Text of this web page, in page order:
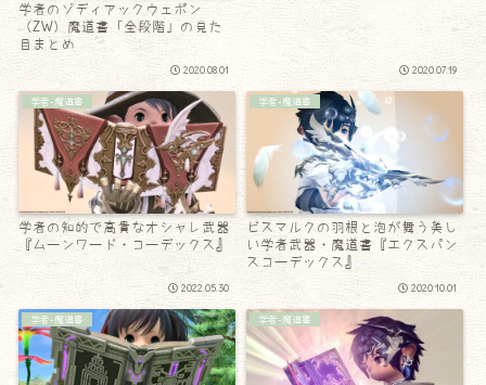
学者のゾディアックウェポン
（ZW）魔道書「全段階」の見た
目まとめ
2020.08.01 2020.07.19
学者-魔道書
学者の知的で高貴なオシャレ武器
『ムーンワード・コーデックス』
2022.05.30
学者-魔道書
ビスマルクの羽根と泡が舞う美し
い学者武器・魔道書『エクスパン
スコーデックス』
2020.10.01
学者-魔道書 学者-魔道書